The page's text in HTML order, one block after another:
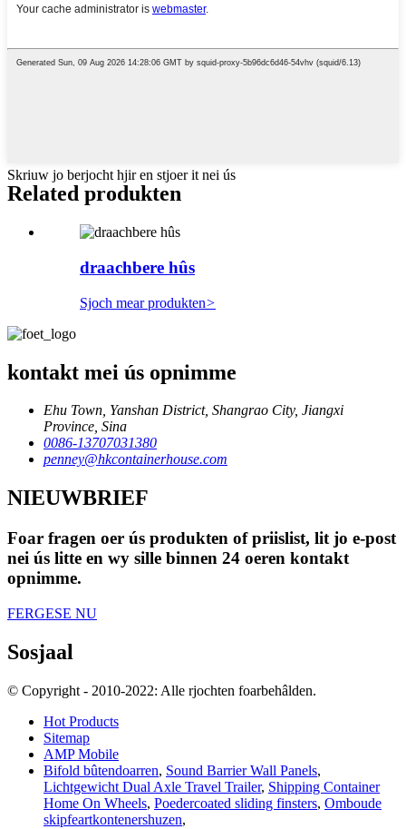
Skriuw jo berjocht hjir en stjoer it nei ús
Related produkten
draachbere hûs
Sjoch mear produkten>
kontakt mei ús opnimme
Ehu Town, Yanshan District, Shangrao City, Jiangxi
Province, Sina
0086-13707031380
penney@hkcontainerhouse.com
NIEUWBRIEF
Foar fragen oer ús produkten of priislist, lit jo e-post
nei ús litte en wy sille binnen 24 oeren kontakt
opnimme.
FERGESE NU
Sosjaal
© Copyright - 2010-2022: Alle rjochten foarbehâlden.
Hot Products
Sitemap
AMP Mobile
Bifold bûtendoarren, Sound Barrier Wall Panels,
Lichtgewicht Dual Axle Travel Trailer, Shipping Container
Home On Wheels, Poedercoated sliding finsters, Omboude
skipfeartkontenershuzen,